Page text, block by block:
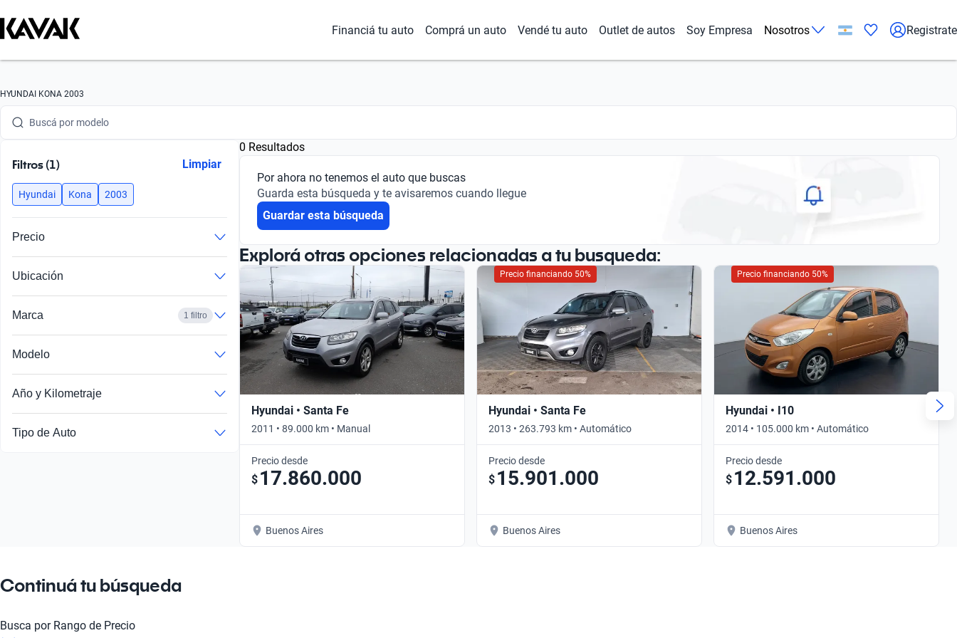
Financiá tu auto Comprá un auto Vendé tu auto Outlet de autos Soy Empresa Nosotros Registrate
HYUNDAI KONA 2003
Buscá por marca
Buscá por modelo
Buscá por año
Buscá por marca
Buscá por versión
Buscá por año
Filtros (1) Limpiar
Hyundai Kona 2003
Precio
Ubicación
Marca 1 filtro
Modelo
Año y Kilometraje
Tipo de Auto
0 Resultados
Por ahora no tenemos el auto que buscas
Guarda esta búsqueda y te avisaremos cuando llegue
Guardar esta búsqueda
Explorá otras opciones relacionadas a tu busqueda:
Hyundai • Santa Fe
2011 • 89.000 km • Manual
Precio desde
$ 17.860.000
Buenos Aires
Precio financiando 50%
Hyundai • Santa Fe
2013 • 263.793 km • Automático
Precio desde
$ 15.901.000
Buenos Aires
Precio financiando 50%
Hyundai • I10
2014 • 105.000 km • Automático
Precio desde
$ 12.591.000
Buenos Aires
Continuá tu búsqueda
Busca por Rango de Precio